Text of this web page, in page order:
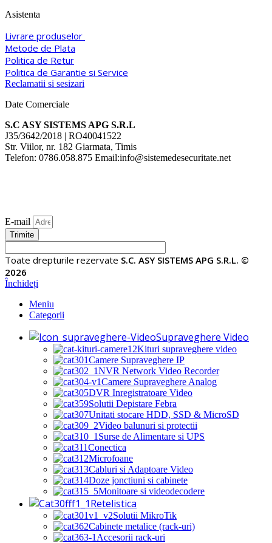
Asistenta
Livrare produselor
Metode de Plata
Politica de Retur
Politica de Garantie si Service
Reclamatii si sesizari
Date Comerciale
S.C ASY SISTEMS APG S.R.L
J35/3642/2018 | RO40041522
Str. Viilor, nr. 182 Giarmata, Timis
Telefon: 0786.058.875 Email:info@sistemedesecuritate.net
E-mail
Trimite
Toate drepturile rezervate S.C. ASY SISTEMS APG S.R.L. ©
2026
Închideți
Meniu
Categorii
Supraveghere Video
Kituri supraveghere video
Camere Supraveghere IP
NVR Network Video Recorder
Camere Supraveghere Analog
DVR Inregistratoare Video
Solutii Depistare Febra
Unitati stocare HDD, SSD & MicroSD
Video balunuri si protectii
Surse de Alimentare si UPS
Conectica
Microfoane
Cabluri si Adaptoare Video
Doze jonctiuni si cabinete
Monitoare si videodecodere
Retelistica
Solutii MikroTik
Cabinete metalice (rack-uri)
Accesorii rack-uri